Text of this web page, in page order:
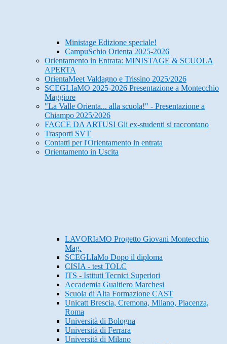
Ministage Edizione speciale!
CampuSchio Orienta 2025-2026
Orientamento in Entrata: MINISTAGE & SCUOLA
APERTA
OrientaMeet Valdagno e Trissino 2025/2026
SCEGLIaMO 2025-2026 Presentazione a Montecchio
Maggiore
"La Valle Orienta... alla scuola!" - Presentazione a
Chiampo 2025/2026
FACCE DA ARTUSI Gli ex-studenti si raccontano
Trasporti SVT
Contatti per l'Orientamento in entrata
Orientamento in Uscita
LAVORIaMO Progetto Giovani Montecchio
Mag.
SCEGLIaMo Dopo il diploma
CISIA - test TOLC
ITS - Istituti Tecnici Superiori
Accademia Gualtiero Marchesi
Scuola di Alta Formazione CAST
Unicatt Brescia, Cremona, Milano, Piacenza,
Roma
Università di Bologna
Università di Ferrara
Università di Milano